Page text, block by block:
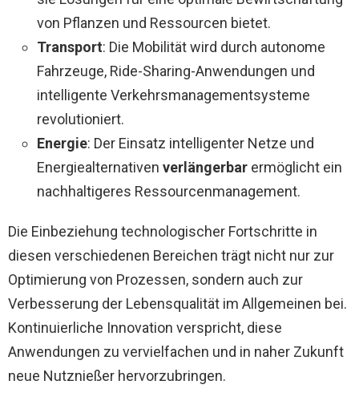
von Pflanzen und Ressourcen bietet.
Transport: Die Mobilität wird durch autonome
Fahrzeuge, Ride-Sharing-Anwendungen und
intelligente Verkehrsmanagementsysteme
revolutioniert.
Energie: Der Einsatz intelligenter Netze und
Energiealternativen verlängerbar ermöglicht ein
nachhaltigeres Ressourcenmanagement.
Die Einbeziehung technologischer Fortschritte in
diesen verschiedenen Bereichen trägt nicht nur zur
Optimierung von Prozessen, sondern auch zur
Verbesserung der Lebensqualität im Allgemeinen bei.
Kontinuierliche Innovation verspricht, diese
Anwendungen zu vervielfachen und in naher Zukunft
neue Nutznießer hervorzubringen.